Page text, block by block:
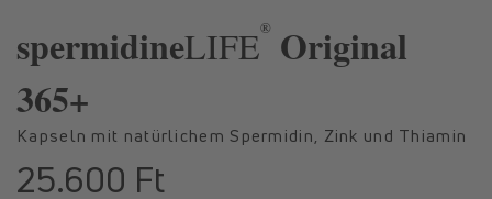
öffnen
spermidineLIFE® Original
365+
Kapseln mit natürlichem Spermidin, Zink und Thiamin
Normaler
25.600 Ft